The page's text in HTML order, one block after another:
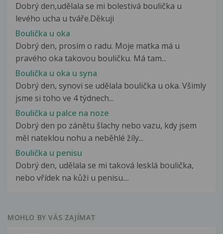
Dobrý den,udělala se mi bolestivá boulička u
levého ucha u tváře.Děkuji
Boulička u oka
Dobrý den, prosím o radu. Moje matka má u
pravého oka takovou bouličku. Má tam...
Boulička u oka u syna
Dobrý den, synovi se udělala boulička u oka. Všimly
jsme si toho ve 4 týdnech...
Boulička u palce na noze
Dobrý den po zánětu šlachy nebo vazu, kdy jsem
měl nateklou nohu a neběhlé žíly...
Boulička u penisu
Dobrý den, udělala se mi taková lesklá boulička,
nebo vřídek na kůži u penisu....
MOHLO BY VÁS ZAJÍMAT